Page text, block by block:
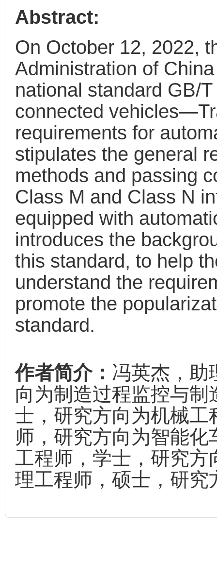
Abstract:
On October 12, 2022,
Administration of
national standard GB/
connected
requirements for
stipulates the general
methods and passing
Class M and Class N
equipped with
introduces the
this standard, to help
understand the
promote the
standard.
作者简介： 冯英杰，助
向为制造过程监控与
士，研究方向为机械
师，研究方向为智能
工程师，学士，研究
理工程师，硕士，研究